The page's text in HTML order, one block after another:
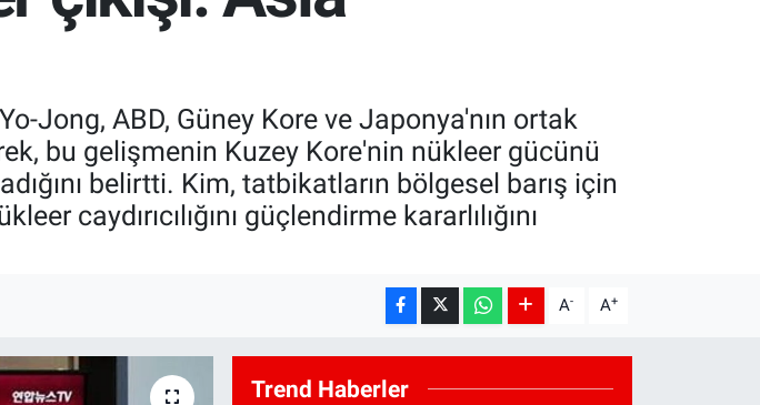
Jong, ABD, Güney Kore ve Japonya'nın ortak
bu gelişmenin Kuzey Kore'nin nükleer gücünü
belirtti. Kim, tatbikatların bölgesel barış için
caydırıcılığını güçlendirme kararlılığını
A- A+
Trend Haberler